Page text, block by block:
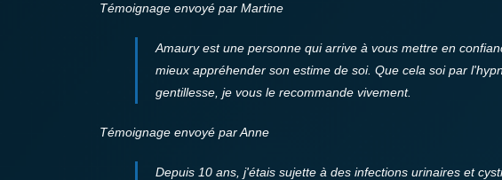
Témoignage envoyé par Martine
Amaury est une personne qui arrive à vous mettre en
mieux appréhender son estime de soi. Que cela soi par
gentillesse, je vous le recommande vivement.
Témoignage envoyé par Anne
Depuis 10 ans, j'étais sujette à des infections urinaires et